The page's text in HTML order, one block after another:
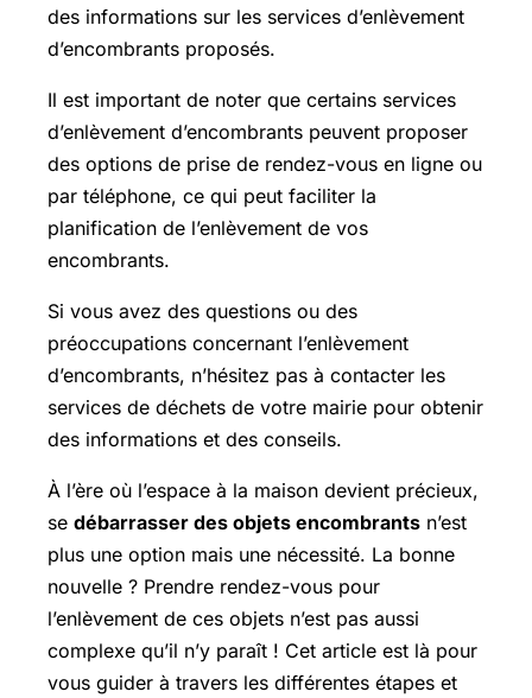
des informations sur les services d’enlèvement
d’encombrants proposés.
Il est important de noter que certains services
d’enlèvement d’encombrants peuvent proposer
des options de prise de rendez-vous en ligne ou
par téléphone, ce qui peut faciliter la
planification de l’enlèvement de vos
encombrants.
Si vous avez des questions ou des
préoccupations concernant l’enlèvement
d’encombrants, n’hésitez pas à contacter les
services de déchets de votre mairie pour obtenir
des informations et des conseils.
À l’ère où l’espace à la maison devient précieux,
se débarrasser des objets encombrants n’est
plus une option mais une nécessité. La bonne
nouvelle ? Prendre rendez-vous pour
l’enlèvement de ces objets n’est pas aussi
complexe qu’il n’y paraît ! Cet article est là pour
vous guider à travers les différentes étapes et